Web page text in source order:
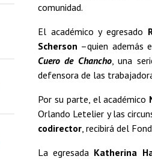
comunidad.
El académico y egresado
Scherson –quien además
Cuero de Chancho, una
defensora de las
Por su parte, el académico
Orlando Letelier y las
codirector , recibirá del
La egresada Katherina